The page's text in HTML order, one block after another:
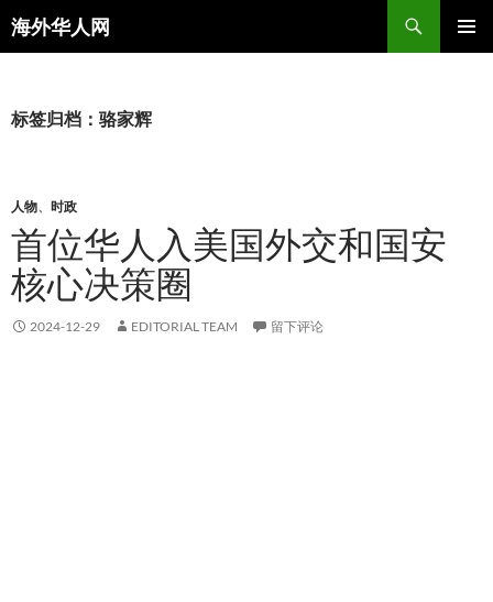
海外华人网
搜
索
文
标签归档：骆家辉
人物、 时政
首位华人入美国外交和国安
核心决策圈
2024-12-29 EDITORIAL TEAM 留下评论